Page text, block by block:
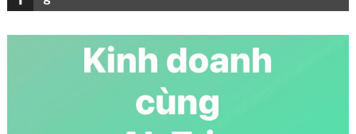
Vé máy bay TP. Hồ Chí Minh đi Melbourne giá rẻ
Vé máy bay Hà Nội đi Thành Đô giá rẻ